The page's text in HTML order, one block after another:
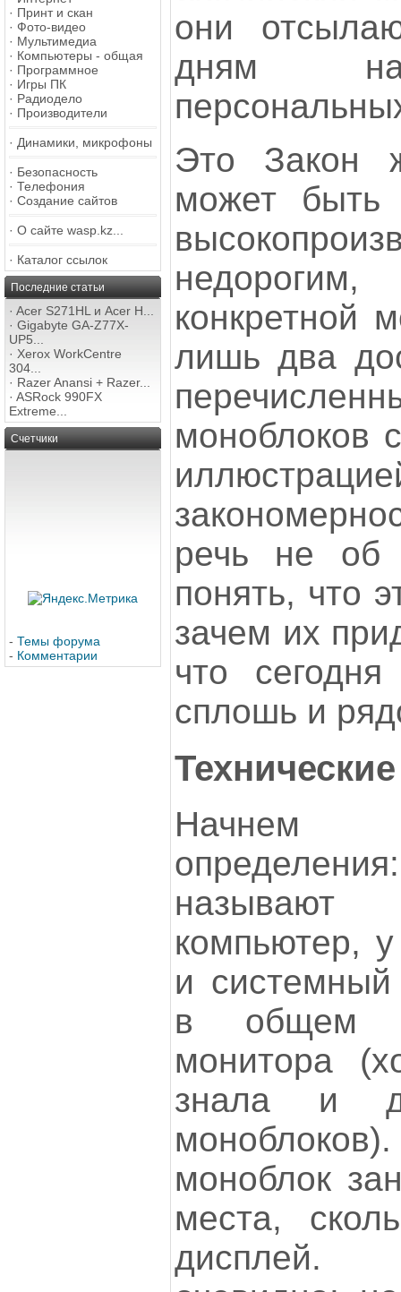
· Принт и скан
· Фото-видео
· Мультимедиа
· Компьютеры - общая
· Программное
· Игры ПК
· Радиодело
· Производители
· Динамики, микрофоны
· Безопасность
· Телефония
· Создание сайтов
· О сайте wasp.kz...
· Каталог ссылок
Последние статьи
· Acer S271HL и Acer H...
· Gigabyte GA-Z77X-
UP5...
· Xerox WorkCentre
304...
· Razer Anansi + Razer...
· ASRock 990FX
Extreme...
Счетчики
- Темы форума
- Комментарии
они
дням
Это Закон
может
конкретной
лишь два
моноблоков
речь не об
понять, что
зачем их
что
сплошь и
Начнем
компьютер,
и
в общем
монитора
знала и
моноблок
места,
дисплей.